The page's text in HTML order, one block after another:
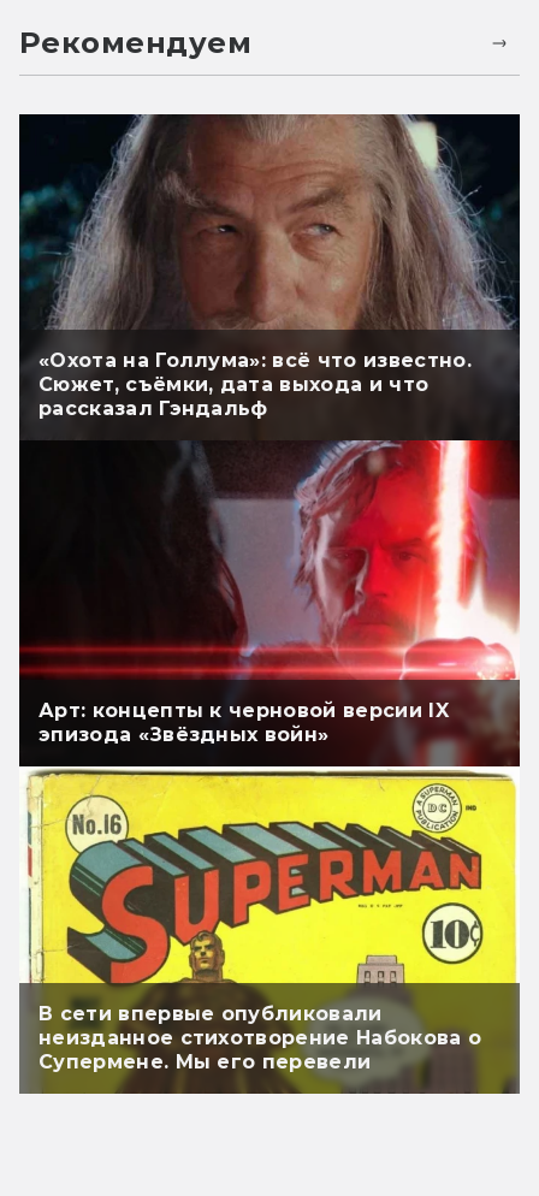
Рекомендуем
«Охота на Голлума»: всё что известно.
Сюжет, съёмки, дата выхода и что
рассказал Гэндальф
Арт: концепты к черновой версии IX
эпизода «Звёздных войн»
В сети впервые опубликовали
неизданное стихотворение Набокова о
Супермене. Мы его перевели